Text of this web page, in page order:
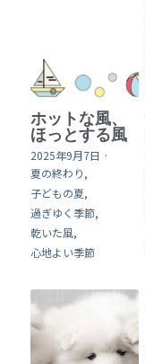
ホットな風、
ほっとする風
2025年9月7日 ·
夏の終わり,
子どもの夏,
過ぎゆく季節,
乾いた風,
心地よい季節